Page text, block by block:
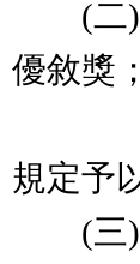
(二)地
優敘獎
者，
規定予
(三)本